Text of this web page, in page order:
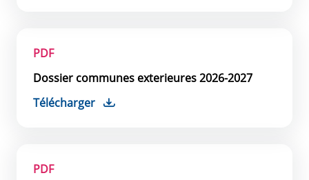
PDF
Dossier communes exterieures 2026-2027
Télécharger
PDF